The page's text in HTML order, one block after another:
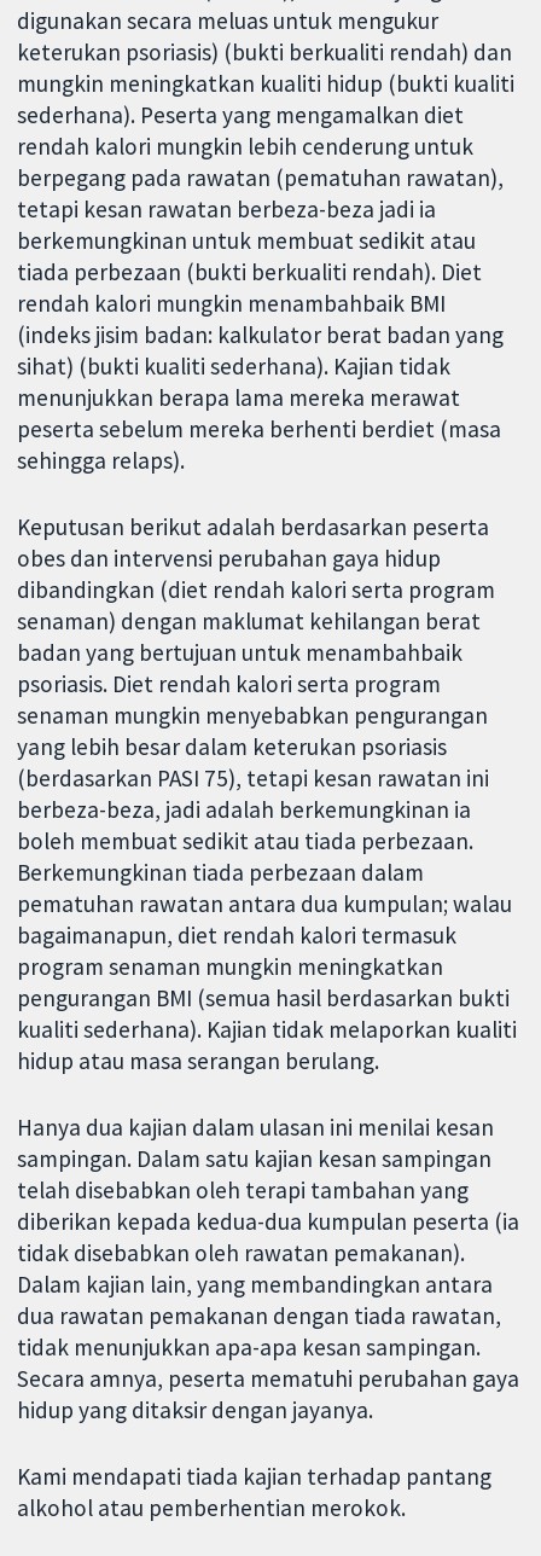
digunakan secara meluas untuk mengukur
keterukan psoriasis) (bukti berkualiti rendah) dan
mungkin meningkatkan kualiti hidup (bukti kualiti
sederhana). Peserta yang mengamalkan diet
rendah kalori mungkin lebih cenderung untuk
berpegang pada rawatan (pematuhan rawatan),
tetapi kesan rawatan berbeza-beza jadi ia
berkemungkinan untuk membuat sedikit atau
tiada perbezaan (bukti berkualiti rendah). Diet
rendah kalori mungkin menambahbaik BMI
(indeks jisim badan: kalkulator berat badan yang
sihat) (bukti kualiti sederhana). Kajian tidak
menunjukkan berapa lama mereka merawat
peserta sebelum mereka berhenti berdiet (masa
sehingga relaps).
Keputusan berikut adalah berdasarkan peserta
obes dan intervensi perubahan gaya hidup
dibandingkan (diet rendah kalori serta program
senaman) dengan maklumat kehilangan berat
badan yang bertujuan untuk menambahbaik
psoriasis. Diet rendah kalori serta program
senaman mungkin menyebabkan pengurangan
yang lebih besar dalam keterukan psoriasis
(berdasarkan PASI 75), tetapi kesan rawatan ini
berbeza-beza, jadi adalah berkemungkinan ia
boleh membuat sedikit atau tiada perbezaan.
Berkemungkinan tiada perbezaan dalam
pematuhan rawatan antara dua kumpulan; walau
bagaimanapun, diet rendah kalori termasuk
program senaman mungkin meningkatkan
pengurangan BMI (semua hasil berdasarkan bukti
kualiti sederhana). Kajian tidak melaporkan kualiti
hidup atau masa serangan berulang.
Hanya dua kajian dalam ulasan ini menilai kesan
sampingan. Dalam satu kajian kesan sampingan
telah disebabkan oleh terapi tambahan yang
diberikan kepada kedua-dua kumpulan peserta (ia
tidak disebabkan oleh rawatan pemakanan).
Dalam kajian lain, yang membandingkan antara
dua rawatan pemakanan dengan tiada rawatan,
tidak menunjukkan apa-apa kesan sampingan.
Secara amnya, peserta mematuhi perubahan gaya
hidup yang ditaksir dengan jayanya.
Kami mendapati tiada kajian terhadap pantang
alkohol atau pemberhentian merokok.